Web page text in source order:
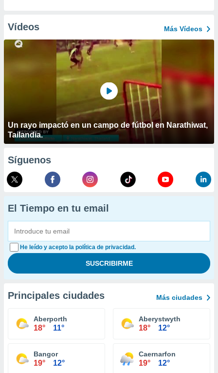
Vídeos Más Vídeos
Un rayo impactó en un campo de fútbol en Narathiwat,
Tailandia.
Síguenos
El Tiempo en tu email
He leído y acepto la política de privacidad.
Principales ciudades Más ciudades
Aberporth
18° 11°
Aberystwyth
18° 12°
Bangor
19° 12°
Caernarfon
19° 12°